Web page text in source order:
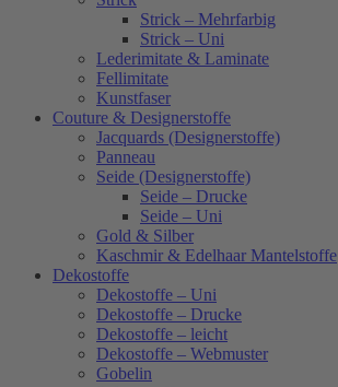
Strick – Mehrfarbig
Strick – Uni
Lederimitate & Laminate
Fellimitate
Kunstfaser
Couture & Designerstoffe
Jacquards (Designerstoffe)
Panneau
Seide (Designerstoffe)
Seide – Drucke
Seide – Uni
Gold & Silber
Kaschmir & Edelhaar Mantelstoffe
Dekostoffe
Dekostoffe – Uni
Dekostoffe – Drucke
Dekostoffe – leicht
Dekostoffe – Webmuster
Gobelin